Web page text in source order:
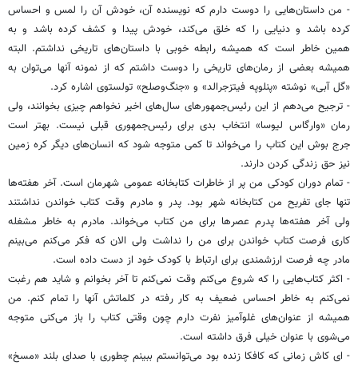
- من داستان‌هایی را دوست دارم که نویسنده آن، خودش آن را لمس و احساس
کرده باشد و دنیایی را که خلق می‌کند، خودش پیدا و کشف کرده باشد و به
همین خاطر است که همیشه رابطه خوبی با داستان‌های تاریخی نداشتم. البته
همیشه بعضی از رمان‌های تاریخی را دوست داشتم که از نمونه آنها می‌توان به
«گل آبی» نوشته «پنلوپه فیتزجرالد» و «جنگ‌وصلح» تولستوی اشاره کرد.
- ترجیح می‌دهم از ‌این رئیس‌جمهورهای سال‌های اخیر نخواهم چیزی بخوانند، ولی
رمان «وارگاس لیوسا» انتخاب بدی برای رئیس‌جمهوری قبلی نیست. بهتر است
جرج بوش ‌این کتاب را می‌خواند تا کمی‌ متوجه شود که انسان‌های دیگر کره زمین
نیز حق زندگی کردن دارند.
- تمام دوران کودکی من پر از خاطرات کتابخانه عمومی ‌شهرمان است. آخر هفته‌ها
تنها جای تفریح من کتابخانه شهر بود. پدر و مادرم وقت کتاب خواندن نداشتند
ولی آخر هفته‌ها پدرم عصرها برای من کتاب می‌خواند. مادرم به خاطر مشغله
کاری فرصت کتاب خواندن برای من را نداشت ولی الان که فکر می‌کنم می‌بینم
مادر چه فرصت ارزشمندی برای ارتباط با کودک خود از دست داده است.
- اکثر کتاب‌هایی را که شروع می‌کنم وقت نمی‌کنم تا آخر بخوانم و شاید هم رغبت
نمی‌کنم به خاطر احساس ضعیف به کار رفته در کلماتش آنها را تمام کنم. من
همیشه از عنوان‌های غلوآمیز نفرت دارم چون وقتی کتاب را باز می‌کنی متوجه
می‌شوی با عنوان خیلی فرق داشته است.
- ای کاش زمانی که کافکا زنده بود می‌توانستم ببینم چطوری با صدای بلند «مسخ»